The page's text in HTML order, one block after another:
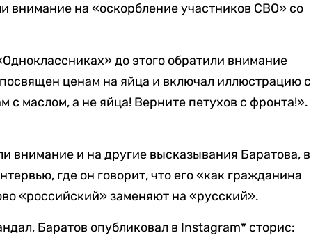
внимание на «оскорбление участников СВО» со
до этого обратили внимание
ценам на яйца и включал иллюстрацию с
с маслом, а не яйца! Верните петухов с фронта!».
внимание и на другие высказывания Баратова, в
где он говорит, что его «как гражданина
«российский» заменяют на «русский».
Баратов опубликовал в Instagram* сторис: